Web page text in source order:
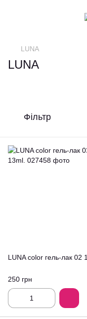
LUNA
LUNA
Фільтр
LUNA color гель-лак 02
250 грн